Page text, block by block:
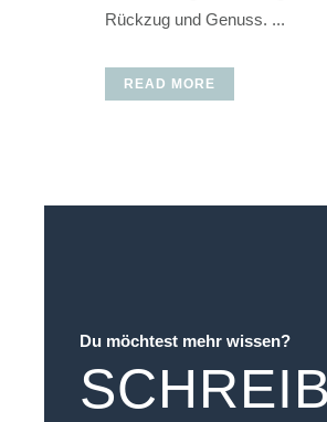
Rückzug und Genuss. ...
READ MORE
Du möchtest mehr wissen?